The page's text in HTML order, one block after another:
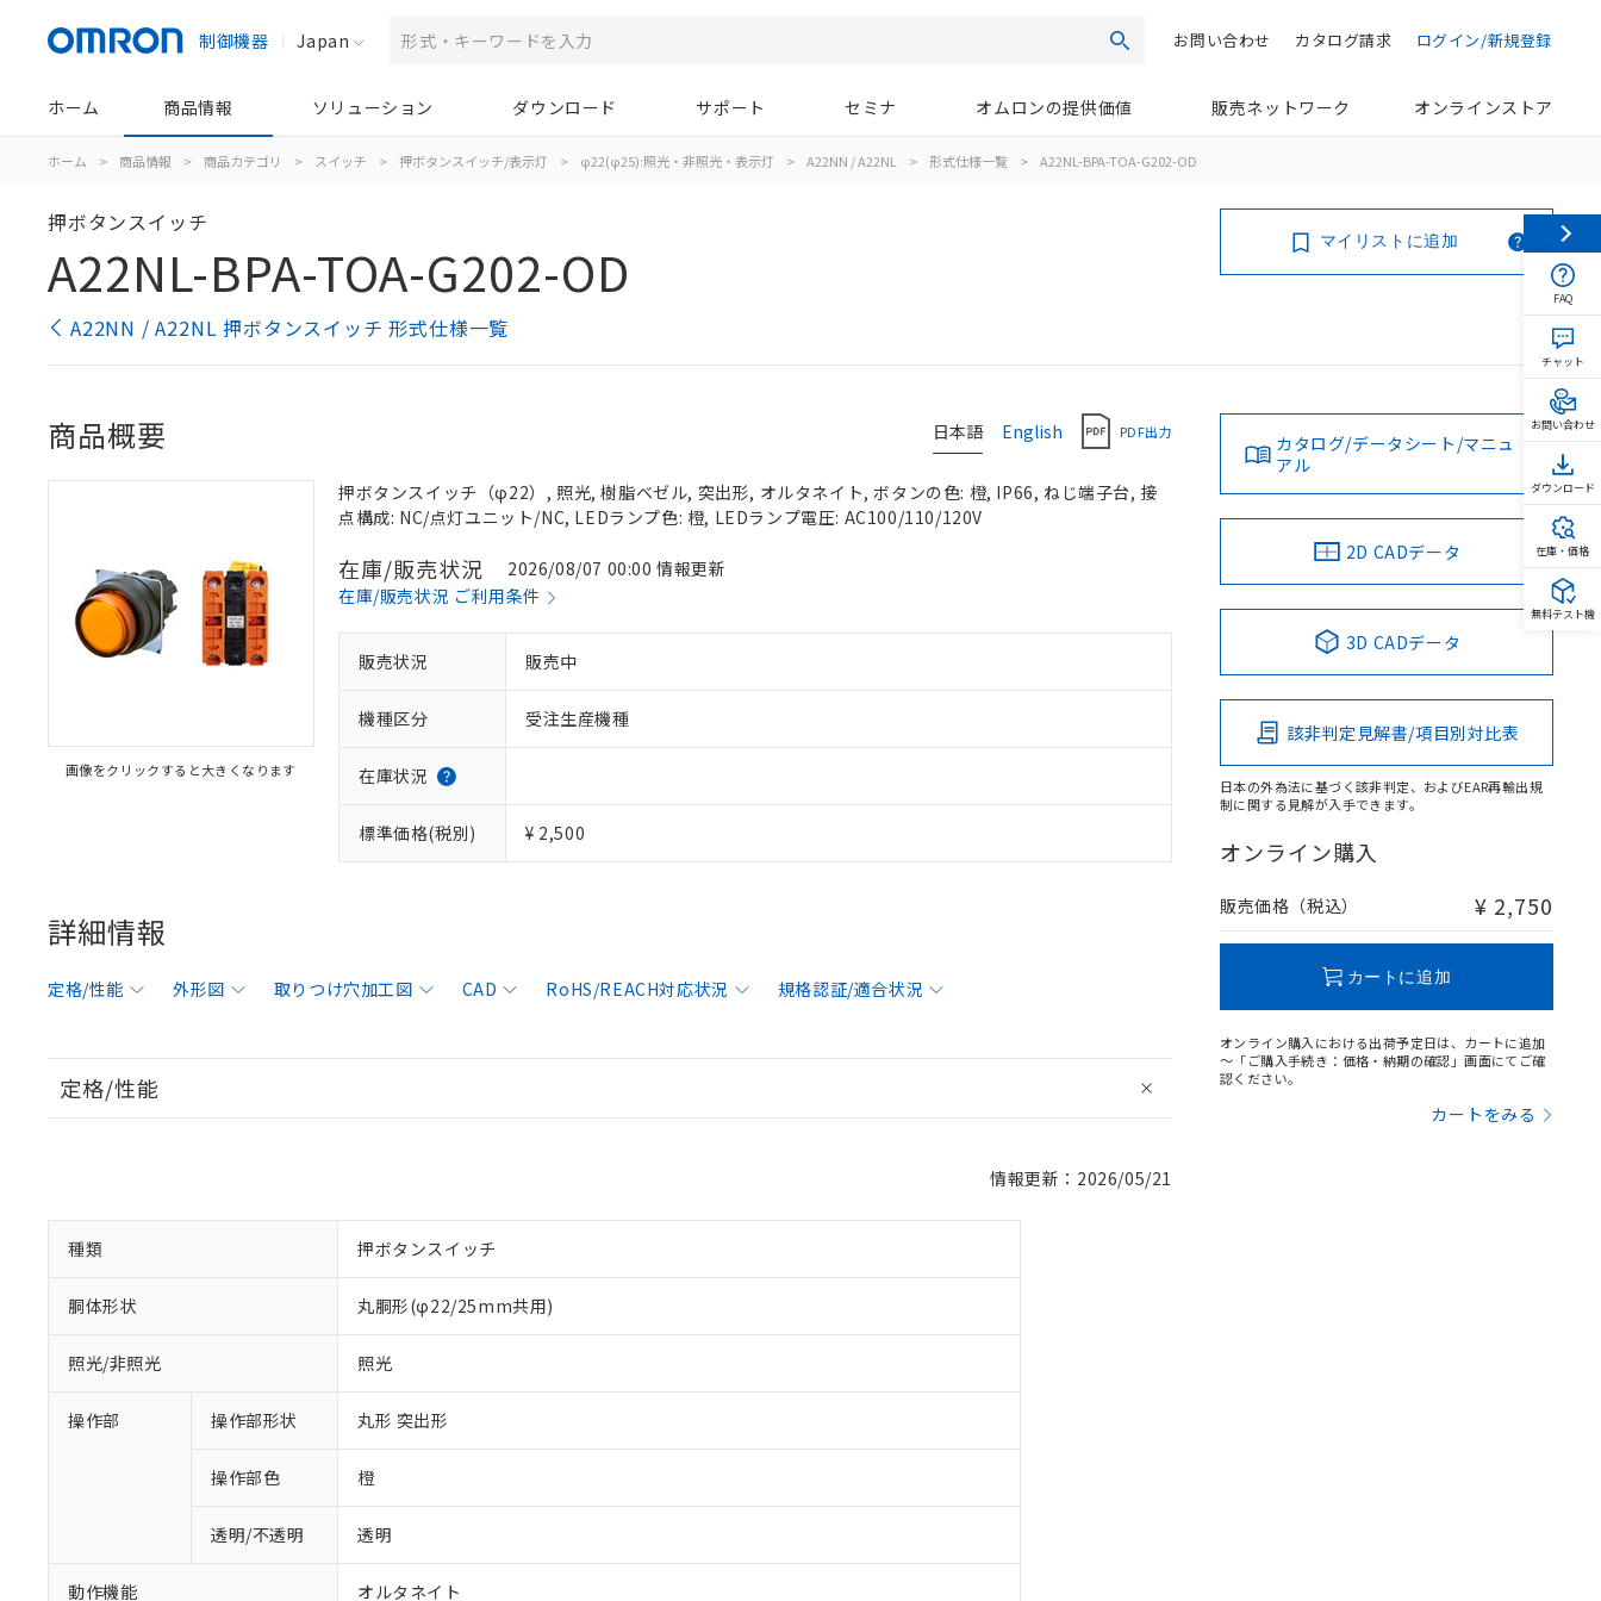
制御機器 Japan 検索 ログイン/新規登録
カタログ請求
お問い合わせ
ホーム 商品情報 ソリューション ダウンロード サポート セミナ オムロンの提供価値 販売ネットワーク オンラインストア
ホーム > 商品情報 > 商品カテゴリ > スイッチ > 押ボタンスイッチ/表示灯 > φ22(φ25):照光・非照光・表示灯 > A22NN / A22NL > 形式仕様一覧 > A22NL-BPA-TOA-G202-OD
押ボタンスイッチ
A22NL-BPA-TOA-G202-OD
A22NN / A22NL 押ボタンスイッチ 形式仕様一覧
マイリストに追加
日本語 English PDF出力
商品概要
画像をクリックすると大きくなります
押ボタンスイッチ（φ22）, 照光, 樹脂ベゼル, 突出形, オルタネイト, ボタンの色: 橙, IP66, ねじ端子台, 接
点構成: NC/点灯ユニット/NC, LEDランプ色: 橙, LEDランプ電圧: AC100/110/120V
在庫/販売状況
2026/08/07 00:00 情報更新
在庫/販売状況 ご利用条件
販売状況 販売中
機種区分 受注生産機種
在庫状況
標準価格(税別) ¥ 2,500
詳細情報
定格/性能 外形図 取りつけ穴加工図 CAD RoHS/REACH対応状況 規格認証/適合状況
定格/性能
情報更新：2026/05/21
種類 押ボタンスイッチ
胴体形状 丸胴形(φ22/25mm共用)
照光/非照光 照光
操作部 操作部形状 丸形 突出形
操作部色 橙
透明/不透明 透明
動作機能 オルタネイト
カタログ/データシート/マニュ
アル
2D CADデータ
3D CADデータ
該非判定見解書/項目別対比表
日本の外為法に基づく該非判定、およびEAR再輸出規
制に関する見解が入手できます。
オンライン購入
販売価格（税込） ¥ 2,750
カートに追加
オンライン購入における出荷予定日は、カートに追加
～「ご購入手続き：価格・納期の確認」画面にてご確
認ください。
カートをみる
FAQ
チャット
お問い合わせ
ダウンロード
在庫・価格
無料テスト機